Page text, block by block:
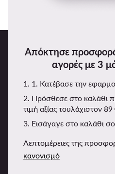
Απόκτησε
αγορές με 3
1. 1. Κατέβασε την
2. Πρόσθεσε στο καλάθι
τιμή αξίας τουλάχιστον 89
3. Εισάγαγε στο καλάθι
Λεπτομέρειες της
κανονισμό